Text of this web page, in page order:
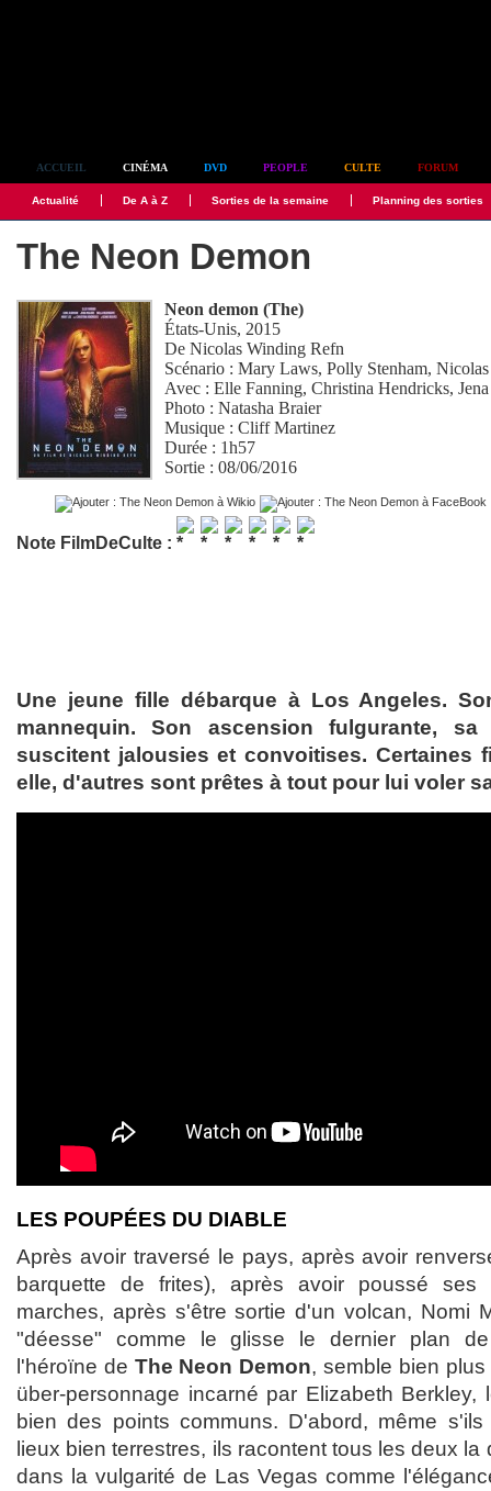
ACCUEIL CINÉMA DVD PEOPLE CULTE FORUM
Actualité De A à Z Sorties de la semaine Planning des sorties
The Neon Demon
Neon demon (The)
États-Unis, 2015
DeNicolas Winding Refn
Scénario :Mary Laws,Polly Stenham,
Avec :Elle Fanning,Christina Hendricks,
Photo :Natasha Braier
Musique :Cliff Martinez
Durée : 1h57
Sortie : 08/06/2016
Note FilmDeCulte :
Une jeune fille débarque à Los Angeles.
mannequin. Son ascension fulgurante,
suscitent jalousies et convoitises. Certaines
elle, d'autres sont prêtes à tout pour lui voler
LES POUPÉES DU DIABLE
Après avoir traversé le pays, après avoir
barquette de frites), après avoir poussé ses
marches, après s'être sortie d'un volcan, Nomi
"déesse" comme le glisse le dernier plan
l'héroïne de The Neon Demon, semble bien
über-personnage incarné par Elizabeth Berkley,
bien des points communs. D'abord, même
lieux bien terrestres, ils racontent tous les deux
dans la vulgarité de Las Vegas comme